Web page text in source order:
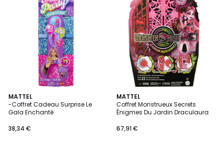
MATTEL
-Coffret Cadeau Surprise Le
Gala Enchanté
38,34 €
MATTEL
Coffret Monstrueux Secrets
Énigmes Du Jardin Draculaura
67,91 €